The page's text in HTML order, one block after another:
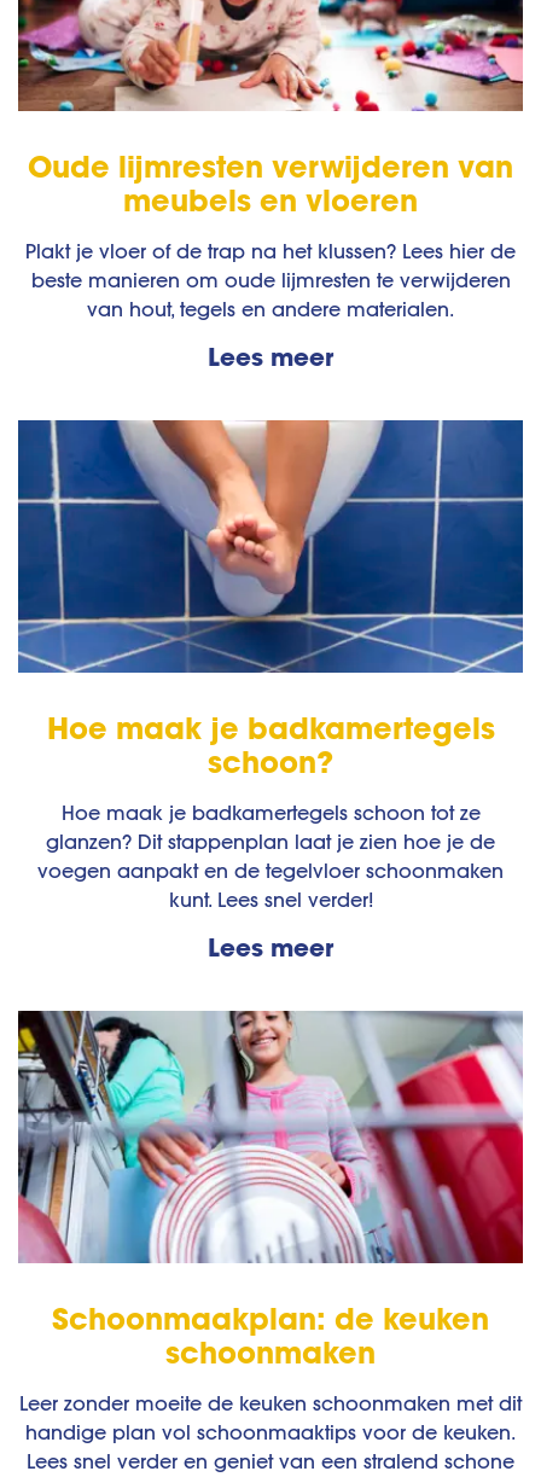
Oude lijmresten verwijderen van
meubels en vloeren
Plakt je vloer of de trap na het klussen? Lees hier de
beste manieren om oude lijmresten te verwijderen
van hout, tegels en andere materialen.
Lees meer
Hoe maak je badkamertegels
schoon?
Hoe maak je badkamertegels schoon tot ze
glanzen? Dit stappenplan laat je zien hoe je de
voegen aanpakt en de tegelvloer schoonmaken
kunt. Lees snel verder!
Lees meer
Schoonmaakplan: de keuken
schoonmaken
Leer zonder moeite de keuken schoonmaken met dit
handige plan vol schoonmaaktips voor de keuken.
Lees snel verder en geniet van een stralend schone